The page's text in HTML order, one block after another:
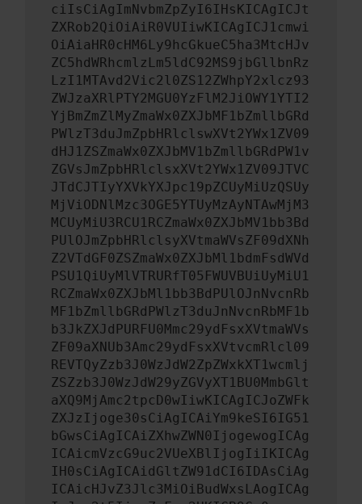
ciIsCiAgImNvbmZpZyI6IHsKICAgICJt
ZXRob2QiOiAiR0VUIiwKICAgICJ1cmwi
OiAiaHR0cHM6Ly9hcGkueC5ha3MtcHJv
ZC5hdWRhcmlzLm5ldC92MS9jbGllbnRz
LzI1MTAvd2Vic2l0ZS12ZWhpY2xlcz93
ZWJzaXRlPTY2MGU0YzFlM2JiOWY1YTI2
YjBmZmZlMyZmaWx0ZXJbMF1bZmllbGRd
PWlzT3duJmZpbHRlclswXVt2YWx1ZV09
dHJ1ZSZmaWx0ZXJbMV1bZmllbGRdPW1v
ZGVsJmZpbHRlclsxXVt2YWx1ZV09JTVC
JTdCJTIyYXVkYXJpc19pZCUyMiUzQSUy
MjViODNlMzc3OGE5YTUyMzAyNTAwMjM3
MCUyMiU3RCU1RCZmaWx0ZXJbMV1bb3Bd
PUlOJmZpbHRlclsyXVtmaWVsZF09dXNh
Z2VTdGF0ZSZmaWx0ZXJbMl1bdmFsdWVd
PSU1QiUyMlVTRURfT05FWUVBUiUyMiU1
RCZmaWx0ZXJbMl1bb3BdPUlOJnNvcnRb
MF1bZmllbGRdPWlzT3duJnNvcnRbMF1b
b3JkZXJdPURFU0Mmc29ydFsxXVtmaWVs
ZF09aXNUb3Amc29ydFsxXVtvcmRlcl09
REVTQyZzb3J0WzJdW2ZpZWxkXT1wcmlj
ZSZzb3J0WzJdW29yZGVyXT1BU0MmbGlt
aXQ9MjAmc2tpcD0wIiwKICAgICJoZWFk
ZXJzIjoge30sCiAgICAiYm9keSI6IG51
bGwsCiAgICAiZXhwZWN0IjogewogICAg
ICAicmVzcG9uc2VUeXBlIjogIiIKICAg
IH0sCiAgICAidGltZW91dCI6IDAsCiAg
ICAicHJvZ3Jlc3MiOiBudWxsLAogICAg